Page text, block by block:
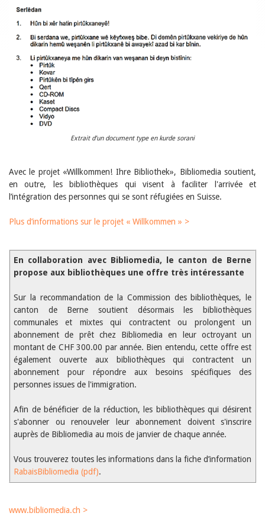
Bibliosuisse
Subventions cantonales
Littérature de jeunesse
Membres de la commission
Encouragement des
bibliothèques
Bibliomedia
Tous les tags
Auteurs
Maria Aellig-Abate
Aline Yeretzian
Markus Jost
Blaise Humbert-Droz
Brigitte Burri
Tous les auteurs
Juillet 2026
Juin 2026
Mars 2026
Décembre 2025
Novembre 2025
Juillet 2025
Juin 2025
Mars 2025
Janvier 2025
2024
2023
2021
2020
2016
Extrait d’un document type en kurde sorani
Avec le projet «Willkommen! Ihre Bibliothek», Bibliomedia soutient,
en outre, les bibliothèques qui visent à faciliter l'arrivée et
l’intégration des personnes qui se sont réfugiées en Suisse.
Plus d’informations sur le projet « Willkommen » >
En collaboration avec Bibliomedia, le canton de Berne
propose aux bibliothèques une offre très intéressante
Sur la recommandation de la Commission des bibliothèques, le
canton de Berne soutient désormais les bibliothèques
communales et mixtes qui contractent ou prolongent un
abonnement de prêt chez Bibliomedia en leur octroyant un
montant de CHF 300.00 par année. Bien entendu, cette offre est
également ouverte aux bibliothèques qui contractent un
abonnement pour répondre aux besoins spécifiques des
personnes issues de l'immigration.
Afin de bénéficier de la réduction, les bibliothèques qui désirent
s'abonner ou renouveler leur abonnement doivent s'inscrire
auprès de Bibliomedia au mois de janvier de chaque année.
Vous trouverez toutes les informations dans la fiche d’information
RabaisBibliomedia (pdf).
www.bibliomedia.ch >